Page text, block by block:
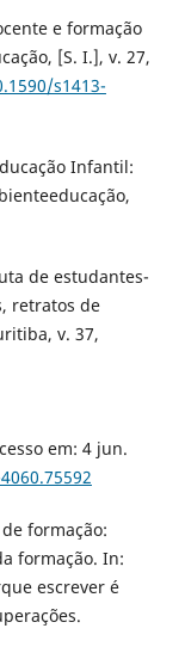
e formação
[S. I.], v. 27,
s1413-
Infantil:
de estudantes-
retratos de
v. 37,
em: 4 jun.
de formação:
formação. In:
escrever é